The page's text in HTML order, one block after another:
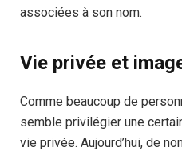
associées à son nom.
Vie privée et
Comme beaucoup de
semble privilégier une
vie privée. Aujourd’hui, de